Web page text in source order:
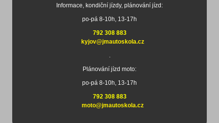
Informace, kondiční jízdy, plánování jízd:
po-pá 8-10h, 13-17h
792 308 883
kyjov@jmautoskola.cz
Plánování jízd moto:
po-pá 8-10h, 13-17h
792 308 883
moto@jmautoskola.cz